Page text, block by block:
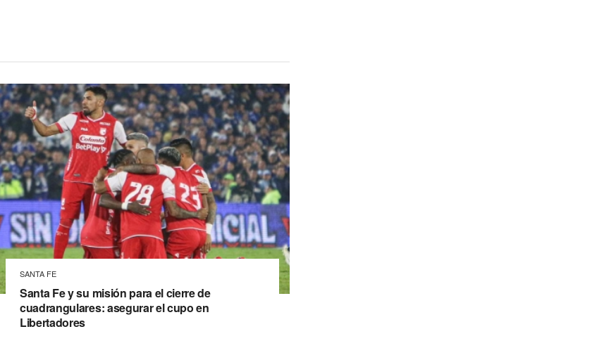
SANTA FE
Santa Fe y su misión para el cierre de
cuadrangulares: asegurar el cupo en
Libertadores